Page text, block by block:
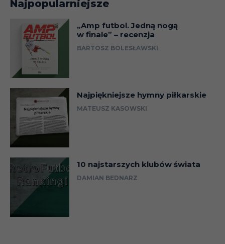
Najpopularniejsze
„Amp futbol. Jedną nogą
w finale” – recenzja
BARTOSZ BOLESŁAWSKI
Najpiękniejsze hymny piłkarskie
MATEUSZ KASOWSKI
10 najstarszych klubów świata
DAMIAN BEDNARZ